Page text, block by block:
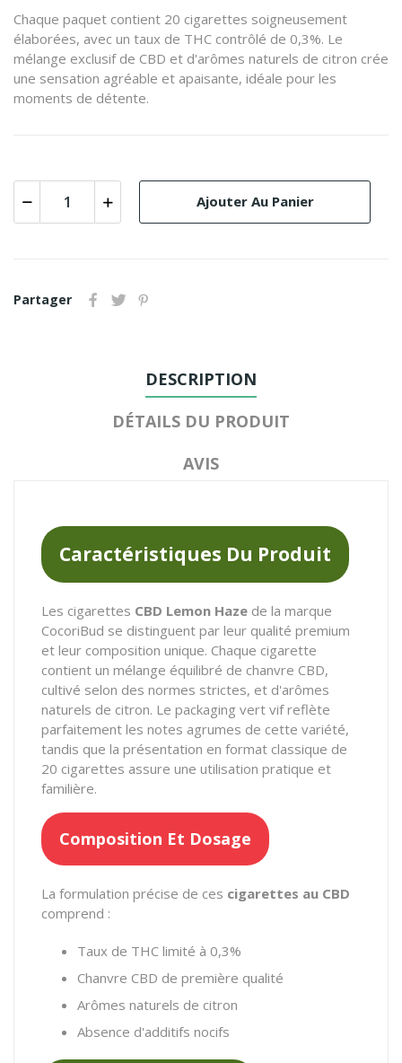
Chaque paquet contient 20 cigarettes soigneusement
élaborées, avec un taux de THC contrôlé de 0,3%. Le
mélange exclusif de CBD et d'arômes naturels de citron crée
une sensation agréable et apaisante, idéale pour les
moments de détente.
Ajouter Au Panier
Partager
DESCRIPTION
DÉTAILS DU PRODUIT
AVIS
Caractéristiques Du Produit
Les cigarettes CBD Lemon Haze de la marque
CocoriBud se distinguent par leur qualité premium
et leur composition unique. Chaque cigarette
contient un mélange équilibré de chanvre CBD,
cultivé selon des normes strictes, et d'arômes
naturels de citron. Le packaging vert vif reflète
parfaitement les notes agrumes de cette variété,
tandis que la présentation en format classique de
20 cigarettes assure une utilisation pratique et
familière.
Composition Et Dosage
La formulation précise de ces cigarettes au CBD
comprend :
Taux de THC limité à 0,3%
Chanvre CBD de première qualité
Arômes naturels de citron
Absence d'additifs nocifs